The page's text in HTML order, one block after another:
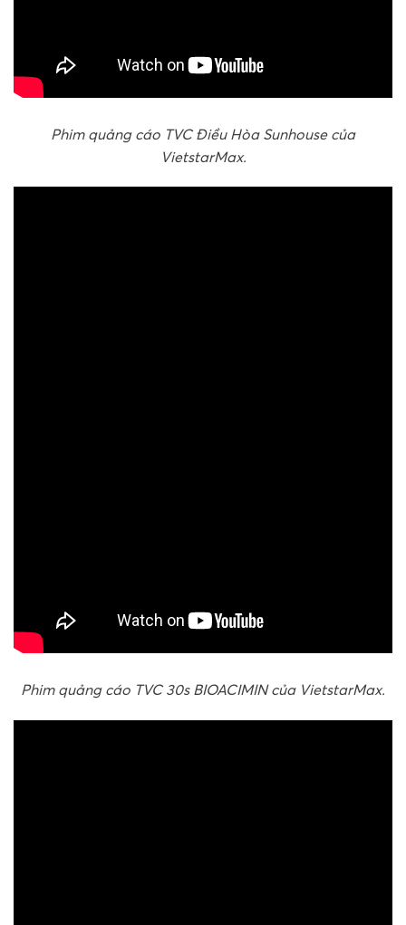
Phim quảng cáo TVC Điều Hòa Sunhouse của
VietstarMax.
Phim quảng cáo TVC 30s BIOACIMIN của VietstarMax.